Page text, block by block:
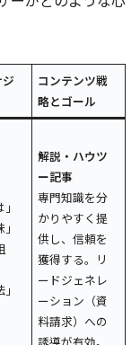
コンテンツ戦
略とゴール
解説・ハウツ
ー記事
専門知識を分
かりやすく提
供し、信頼を
獲得する。リ
ードジェネレ
ーション（資
料請求）への